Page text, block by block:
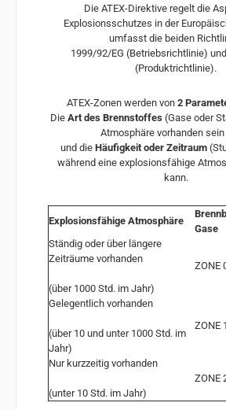
Die ATEX-Direktive regelt die
Explosionsschutzes in der
umfasst die beiden
1999/92/EG (Betriebsrichtlinie)
(Produktrichtlinie).
ATEX-Zonen werden von 2
Die Art des Brennstoffes(Gase oder
Atmosphäre vorhanden sein
und die Häufigkeit oder Zeitraum
während eine explosionsfähige
kann.
Explosionsfähige Atmosphäre
Gase
Ständig oder über längere
Zeiträume vorhanden
(über 1000 Std. im Jahr)
ZONE
Gelegentlich vorhanden
(über 10 und unter 1000 Std. im
Jahr)
ZONE 1
Nur kurzzeitig vorhanden
(unter 10 Std. im Jahr)
ZONE